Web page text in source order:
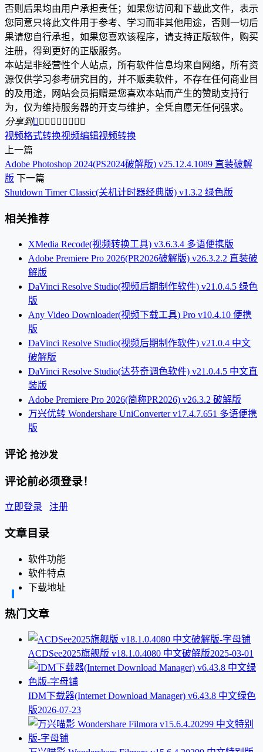
否则后果均由用户承担责任；如果您访问和下载此文件，表示
您同意只将此文件用于参考、学习而非其他用途，否则一切后
果请您自行承担，如果您喜欢该程序，请支持正版软件，购买
注册，得到更好的正版服务。
本站是非经营性个人站点，所有软件信息均来自网络，所有资
源仅供学习参考研究目的，并不贩卖软件，不存在任何商业目
的及用途，网站会员捐赠是您喜欢本站而产生的赞助支持行
为，仅为维持服务器的开支与维护，全凭自愿无任何强求。
分享到        
视频格式转换视频编辑视频转换
上一篇
Adobe Photoshop 2024(PS2024破解版) v25.12.4.1089 直装破解
版 下一篇
Shutdown Timer Classic(关机计时器经典版) v1.3.2 绿色版
相关推荐
XMedia Recode(视频转换工具) v3.6.3.4 多语便携版
Adobe Premiere Pro 2026(PR2026破解版) v26.3.2.2 直装破
解版
DaVinci Resolve Studio(视频后期制作软件) v21.0.4.5 绿色
版
Any Video Downloader(视频下载工具) Pro v10.4.10 便携
版
DaVinci Resolve Studio(视频后期制作软件) v21.0.4 中文
破解版
DaVinci Resolve Studio(达芬奇调色软件) v21.0.4.5 中文直
装版
Adobe Premiere Pro 2026(简称PR2026) v26.3.2 破解版
万兴优转 Wondershare UniConverter v17.4.7.651 多语便携
版
评论 抢沙发
评论前必须登录！
立即登录 注册
文章目录
软件功能
软件特点
下载地址
热门文章
ACDSee2025旗舰版 v18.1.0.4080 中文破解版2025-03-01
IDM下载器(Internet Download Manager) v6.43.8 中文绿色
版2026-07-23